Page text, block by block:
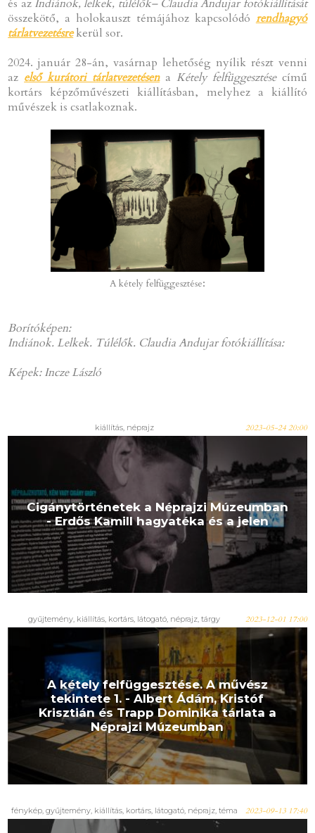
és az Indiánok, lelkek, túlélők– Claudia Andujar fotókiállítását
összekötő, a holokauszt témájához kapcsolódó rendhagyó
tárlatvezetésrekerül sor.
2024. január 28-án, vasárnap lehetőség nyílik részt venni
az első kurátori tárlatvezetésena Kétely felfüggesztése című
kortárs képzőművészeti kiállításban, melyhez a kiállító
művészek is csatlakoznak.
A kétely felfüggesztése:
Borítóképen:
Indiánok. Lelkek. Túlélők. Claudia Andujar fotókiállítása:
Képek: Incze László
kiállítás, néprajz 2023-05-24 20:00
Cigánytörténetek a Néprajzi Múzeumban
- Erdős Kamill hagyatéka és a jelen
gyűjtemény, kiállítás, kortárs, látogató, néprajz, tárgy 2023-12-01 17:00
A kétely felfüggesztése. A művész
tekintete 1. - Albert Ádám, Kristóf
Krisztián és Trapp Dominika tárlata a
Néprajzi Múzeumban
fénykép, gyűjtemény, kiállítás, kortárs, látogató, néprajz, téma 2023-09-13 17:40